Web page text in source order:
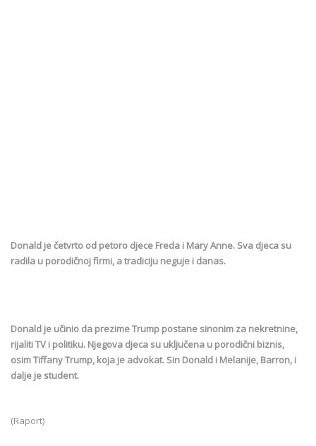
Donald je četvrto od petoro djece Freda i Mary Anne. Sva djeca su
radila u porodičnoj firmi, a tradiciju neguje i danas.
Donald je učinio da prezime Trump postane sinonim za nekretnine,
rijaliti TV i politiku. Njegova djeca su uključena u porodični biznis,
osim Tiffany Trump, koja je advokat. Sin Donald i Melanije, Barron, i
dalje je student.
(Raport)